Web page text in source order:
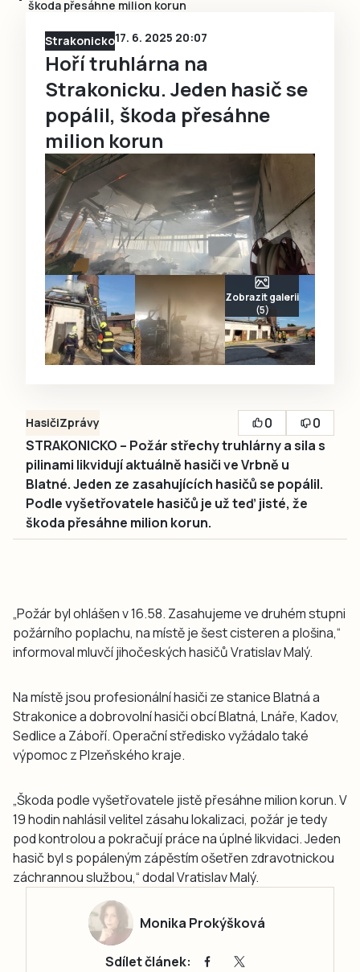
škoda přesáhne milion korun
Strakonicko17. 6. 2025 20:07
Hoří truhlárna na
Strakonicku. Jeden hasič se
popálil, škoda přesáhne
milion korun
Zobrazit galerii
(5)
HasičiZprávy 0
0
STRAKONICKO – Požár střechy truhlárny a sila s
pilinami likvidují aktuálně hasiči ve Vrbně u
Blatné. Jeden ze zasahujících hasičů se popálil.
Podle vyšetřovatele hasičů je už teď jisté, že
škoda přesáhne milion korun.
„Požár byl ohlášen v 16.58. Zasahujeme ve druhém stupni
požárního poplachu, na místě je šest cisteren a plošina,“
informoval mluvčí jihočeských hasičů Vratislav Malý.
Na místě jsou profesionální hasiči ze stanice Blatná a
Strakonice a dobrovolní hasiči obcí Blatná, Lnáře, Kadov,
Sedlice a Záboří. Operační středisko vyžádalo také
výpomoc z Plzeňského kraje.
„Škoda podle vyšetřovatele jistě přesáhne milion korun. V
19 hodin nahlásil velitel zásahu lokalizaci, požár je tedy
pod kontrolou a pokračují práce na úplné likvidaci. Jeden
hasič byl s popáleným zápěstím ošetřen zdravotnickou
záchrannou službou,“ dodal Vratislav Malý.
Monika Prokýšková
Sdílet článek: